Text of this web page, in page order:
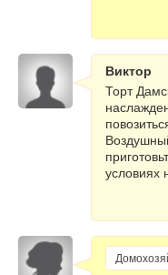
Виктор
Торт
условиях